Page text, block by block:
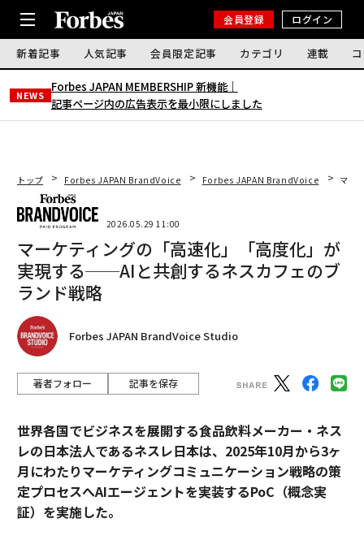
会員登録 ログイン
新着記事 人気記事 会員限定記事 カテゴリ 連載
NEWS
Forbes JAPAN MEMBERSHIP 新機能｜
記事ページ内の広告表示を最小限にしました
トップ Forbes JAPAN BrandVoice Forbes JAPAN BrandVoice マー
2026.05.29 11:00
マーケティングの「高速化」「高度化」が
実現する──AIと共創するネスカフェのブ
ランド戦略
Forbes JAPAN BrandVoice Studio
著者フォロー 記事を保存
世界各国でビジネスを展開する食品飲料メーカー・ネス
レの日本法人であるネスレ日本は、2025年10月から3ヶ
月にわたりマーケティングコミュニケーション戦略の策
定プロセスへAIエージェントを実装するPoC（概念実
証）を実施した。